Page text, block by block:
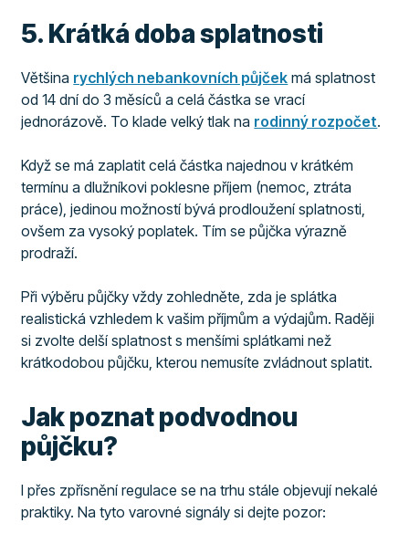
5. Krátká doba splatnosti
Většina rychlých nebankovních půjček má splatnost
od 14 dní do 3 měsíců a celá částka se vrací
jednorázově. To klade velký tlak na rodinný rozpočet.
Když se má zaplatit celá částka najednou v krátkém
termínu a dlužníkovi poklesne příjem (nemoc, ztráta
práce), jedinou možností bývá prodloužení splatnosti,
ovšem za vysoký poplatek. Tím se půjčka výrazně
prodraží.
Při výběru půjčky vždy zohledněte, zda je splátka
realistická vzhledem k vašim příjmům a výdajům. Raději
si zvolte delší splatnost s menšími splátkami než
krátkodobou půjčku, kterou nemusíte zvládnout splatit.
Jak poznat podvodnou
půjčku?
I přes zpřísnění regulace se na trhu stále objevují nekalé
praktiky. Na tyto varovné signály si dejte pozor: